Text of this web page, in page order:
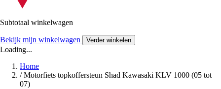
Subtotaal winkelwagen
Bekijk mijn winkelwagen Verder winkelen
Loading...
Home
/ Motorfiets topkoffersteun Shad Kawasaki KLV 1000 (05 tot
07)